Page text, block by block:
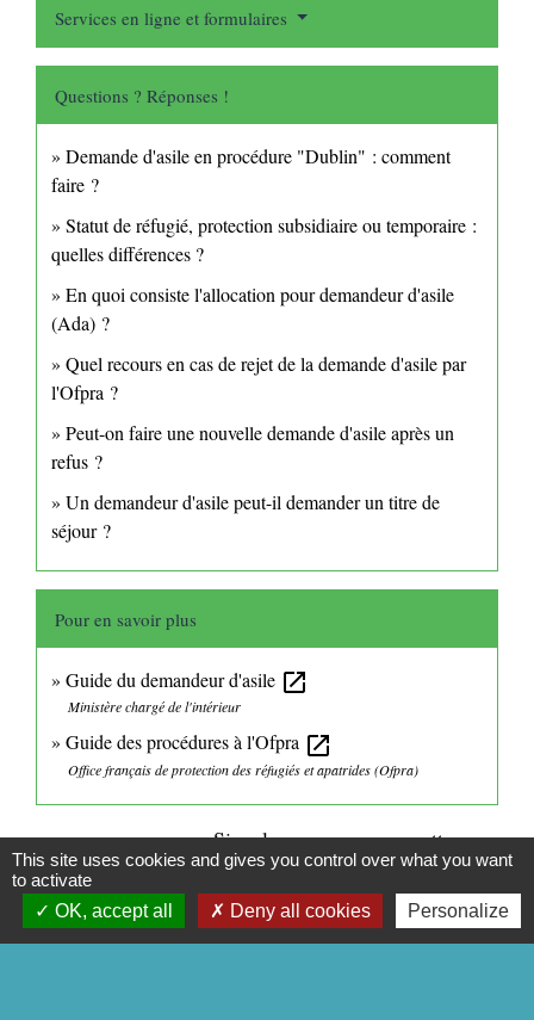
Services en ligne et formulaires
Questions ? Réponses !
Demande d'asile en procédure "Dublin" : comment
faire ?
Statut de réfugié, protection subsidiaire ou temporaire :
quelles différences ?
En quoi consiste l'allocation pour demandeur d'asile
(Ada) ?
Quel recours en cas de rejet de la demande d'asile par
l'Ofpra ?
Peut-on faire une nouvelle demande d'asile après un
refus ?
Un demandeur d'asile peut-il demander un titre de
séjour ?
Pour en savoir plus
Guide du demandeur d'asile open_in_new
Ministère chargé de l'intérieur
Guide des procédures à l'Ofpra open_in_new
Office français de protection des réfugiés et apatrides (Ofpra)
Signaler une erreur sur cette page
This site uses cookies and gives you control over what you want
to activate
OK, accept all
Deny all cookies Personalize